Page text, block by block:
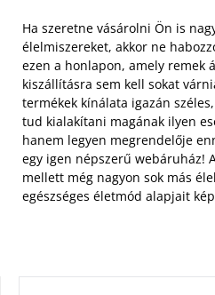
Ha szeretne vásárolni Ön is
élelmiszereket, akkor ne
ezen a honlapon, amely remek
kiszállításra sem kell sokat
termékek kínálata igazán
tud kialakítani magának ilyen
hanem legyen megrendelője
egy igen népszerű webáruház!
mellett még nagyon sok más
egészséges életmód alapjait